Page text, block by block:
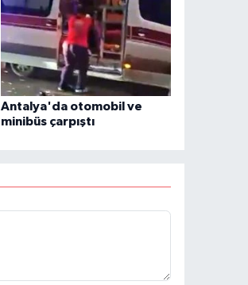
Antalya'da otomobil ve
minibüs çarpıştı